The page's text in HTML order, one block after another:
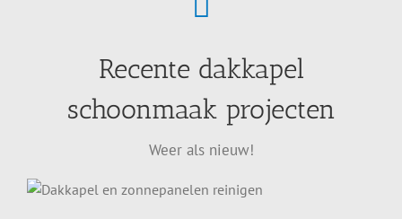
Recente dakkapel
schoonmaak projecten
Weer als nieuw!